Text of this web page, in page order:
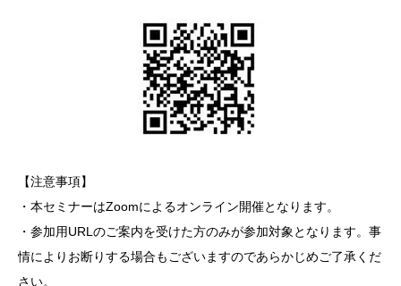
【注意事項】
・本セミナーはZoomによるオンライン開催となります。
・参加用URLのご案内を受けた方のみが参加対象となります。事
情によりお断りする場合もございますのであらかじめご了承くだ
さい。